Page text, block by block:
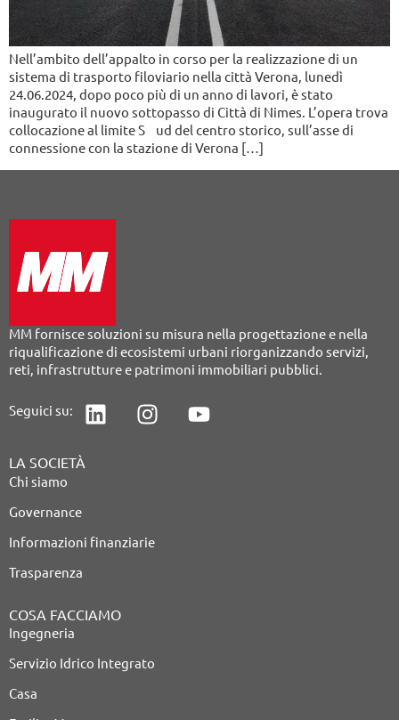
Nell’ambito dell’appalto in corso per la realizzazione di un
sistema di trasporto filoviario nella città Verona, lunedì
24.06.2024, dopo poco più di un anno di lavori, è stato
inaugurato il nuovo sottopasso di Città di Nimes. L’opera trova
collocazione al limite S ud del centro storico, sull’asse di
connessione con la stazione di Verona […]
MM fornisce soluzioni su misura nella progettazione e nella
riqualificazione di ecosistemi urbani riorganizzando servizi,
reti, infrastrutture e patrimoni immobiliari pubblici.
Seguici su:
LA SOCIETÀ
Chi siamo
Governance
Informazioni finanziarie
Trasparenza
COSA FACCIAMO
Ingegneria
Servizio Idrico Integrato
Casa